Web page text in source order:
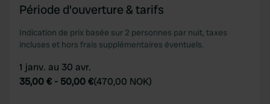
Période d'ouverture & tarifs
Indication de prix basée sur 2 personnes par nuit, taxes
incluses et hors frais supplémentaires éventuels.
1 janv. au 30 avr.
35,00 € - 50,00 €(470,00 NOK)